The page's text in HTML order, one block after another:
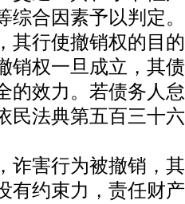
综合因素予以判定。
行使撤销权的目的
销权一旦成立，其
的效力。若债务人
民法典第五百三十
害行为被撤销，其
有约束力，责任财